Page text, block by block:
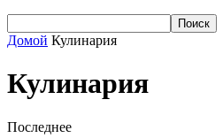
Домой Кулинария
Кулинария
Последнее